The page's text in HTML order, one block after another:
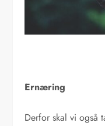
Ernæring
Derfor skal vi også